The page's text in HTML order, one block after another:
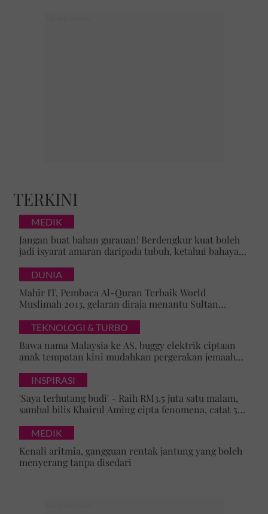
TERKINI
MEDIK
Jangan buat bahan gurauan! Berdengkur kuat boleh
jadi isyarat amaran daripada tubuh, ketahui bahaya
DUNIA
Mahir IT, Pembaca Al-Quran Terbaik World
Muslimah 2013, gelaran diraja menantu Sultan
merta
TEKNOLOGI & TURBO
Bawa nama Malaysia ke AS, buggy elektrik ciptaan
anak tempatan kini mudahkan pergerakan jemaah
INSPIRASI
'Saya terhutang budi' - Raih RM3.5 juta satu malam,
sambal bilis Khairul Aming cipta fenomena, catat 5
MEDIK
Kenali aritmia, gangguan rentak jantung yang boleh
menyerang tanpa disedari